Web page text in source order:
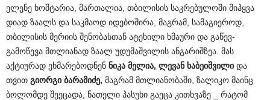
ელენე ხოშტარია, მართალია, თბილისის საკრებულოში მიჰყვა
დიად ზაალს და საკმაოდ იდებოშირა, მაგრამ, სამაგიეროდ,
თბილისის მერიის შენობასთან ატეხილი ხმაური და გაწევ-
გამოწევა მთლიანად ზაალ უდუმაშვილის ანგარიშზეა. მას
აქტიურად ეხმარებოდნენ ნიკა მელია, ლევან ხაბეიშვილი და
თვით გიორგი ბარამიძე, მაგრამ მთლიანობაში, ზალიკო მაინც
ბოლომდე შეეცადა, ნათელი პასუხი გაეცა კითხვაზე _ რატომ